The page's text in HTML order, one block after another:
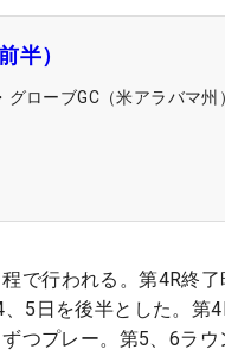
半）
グローブGC（米アラバマ州
で行われる。第4R終
5日を後半とした。第
つプレー。第5、6ラ